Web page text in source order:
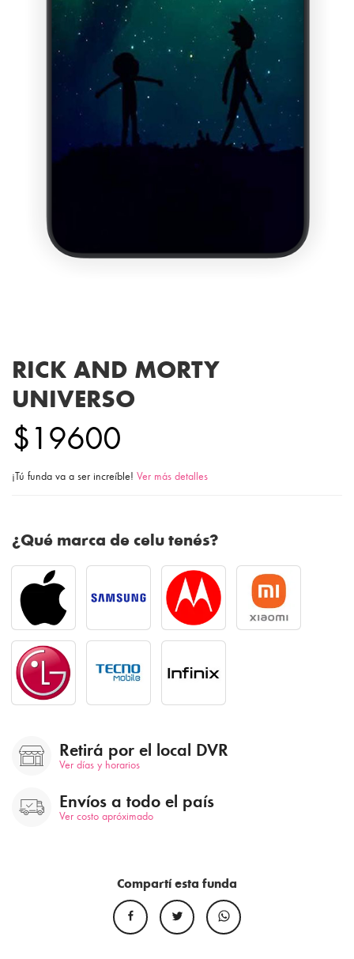
RICK AND MORTY
UNIVERSO
$19600
¡Tú funda va a ser increíble! Ver más detalles
¿Qué marca de celu tenés?
Retirá por el local DVR
Ver días y horarios
Envíos a todo el país
Ver costo apróximado
Compartí esta funda